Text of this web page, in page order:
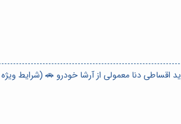
اقساطی دنا معمولی از آرشا خودرو 🚗 (شرایط ویژه ۱۴۰۳)